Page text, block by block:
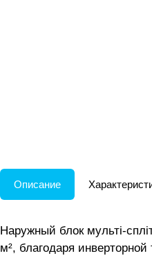
Описание
Наружный блок мульті-
м², благодаря